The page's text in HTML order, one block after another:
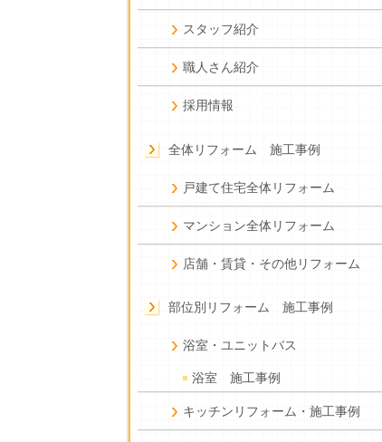
スタッフ紹介
職人さん紹介
採用情報
全体リフォーム 施工事例
戸建て住宅全体リフォーム
マンション全体リフォーム
店舗・賃貸・その他リフォーム
部位別リフォーム 施工事例
浴室・ユニットバス
浴室 施工事例
キッチンリフォーム・施工事例